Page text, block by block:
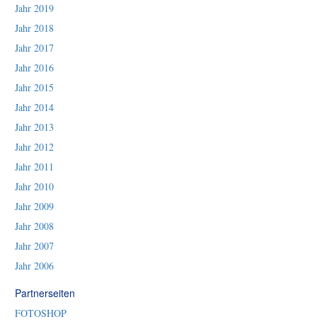
Jahr 2019
Jahr 2018
Jahr 2017
Jahr 2016
Jahr 2015
Jahr 2014
Jahr 2013
Jahr 2012
Jahr 2011
Jahr 2010
Jahr 2009
Jahr 2008
Jahr 2007
Jahr 2006
Partnerseiten
FOTOSHOP